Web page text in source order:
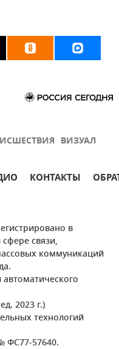
ВИЗУАЛ
КОНТАКТЫ
в
связи,
коммуникаций
2023 г.)
технологий
ФС77-57640.